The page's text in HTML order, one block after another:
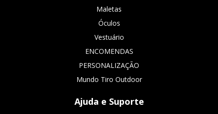
Maletas
Óculos
Vestuário
ENCOMENDAS
PERSONALIZAÇÃO
Mundo Tiro Outdoor
Ajuda e Suporte